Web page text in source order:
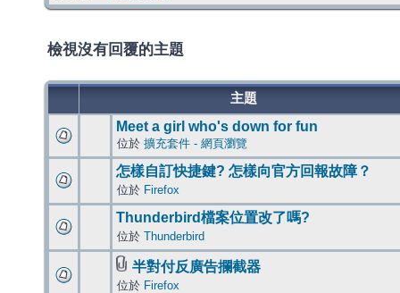
檢視沒有回覆的主題
主題
Meet a girl who's down for fun
位於 擴充套件 - 網頁瀏覽
怎樣自訂快捷鍵? 怎樣向官方回報故障？
位於 Firefox
Thunderbird檔案位置改了嗎?
位於 Thunderbird
半對付反廣告攔截器
位於 Firefox